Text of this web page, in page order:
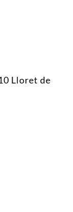
Lloret de